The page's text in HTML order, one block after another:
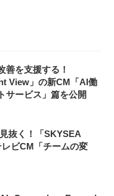
善を支援する！
View」の新CM「AI働
サービス」篇を公開
抜く！「SKYSEA
ビCM「チームの変